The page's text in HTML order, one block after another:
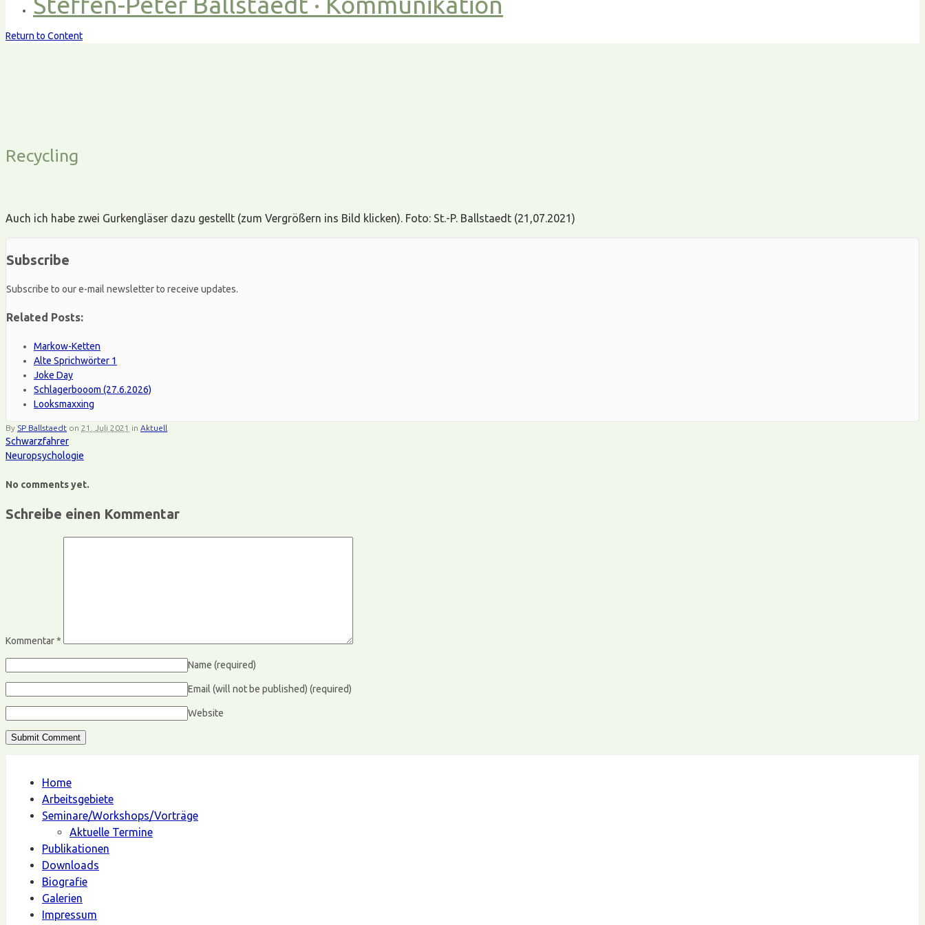
Return to Content
Recycling
Auch ich habe zwei Gurkengläser dazu gestellt (zum Vergrößern ins Bild klicken). Foto: St.-P. Ballstaedt (21,07.2021)
Subscribe
Subscribe to our e-mail newsletter to receive updates.
Related Posts:
Markow-Ketten
Alte Sprichwörter 1
Joke Day
Schlagerbooom (27.6.2026)
Looksmaxxing
By SP Ballstaedt on 21. Juli 2021 in Aktuell
Schwarzfahrer
Neuropsychologie
No comments yet.
Schreibe einen Kommentar
Kommentar*
Name (required)
Email (will not be published) (required)
Website
Home
Arbeitsgebiete
Seminare/Workshops/Vorträge
Aktuelle Termine
Publikationen
Downloads
Biografie
Galerien
Impressum